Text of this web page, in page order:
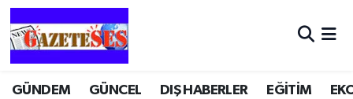
GÜNDEM GÜNCEL DIŞ HABERLER EĞİTİM